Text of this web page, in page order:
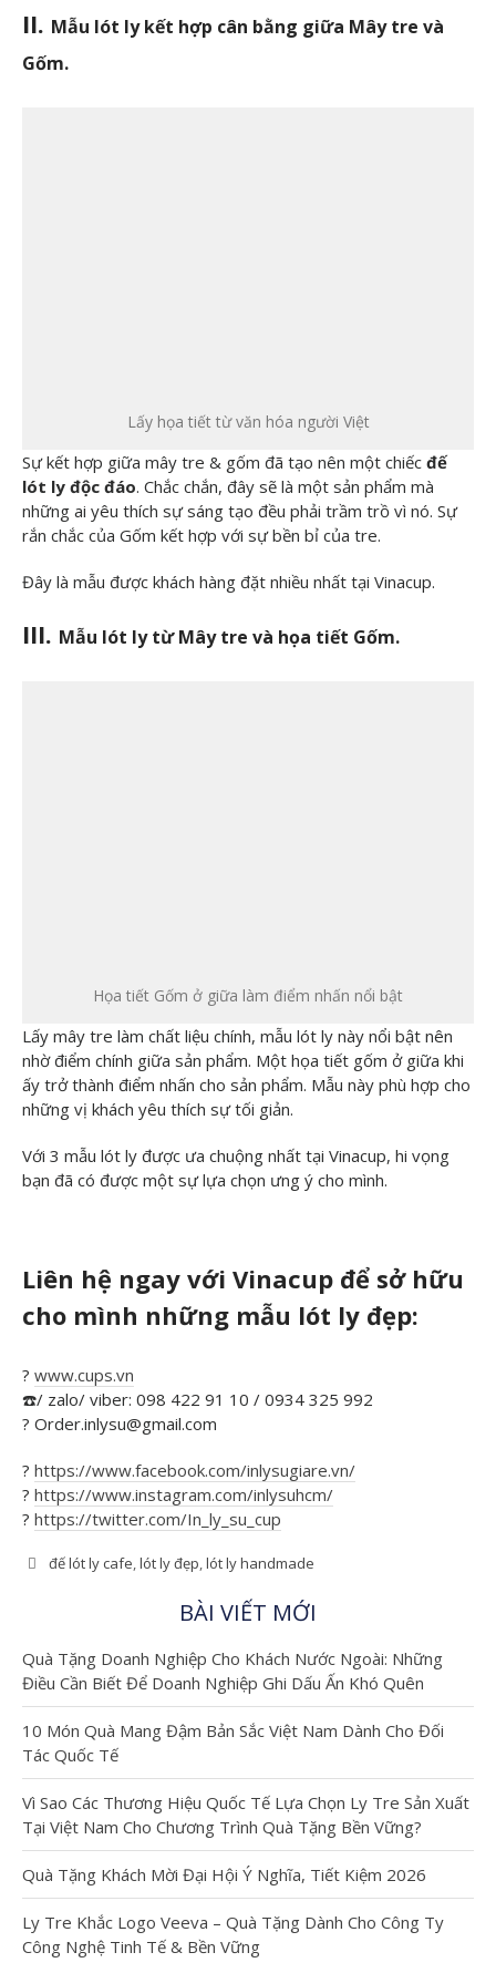
khách
nhất về
công nghệ
in ấn, quà
tặng.
Phân Biệt Các
Loại Đế Lót Ly
Trên Thị Trường
– Nên Chọn Loại
Lót Ly Trên Thị Trường
– Nên Chọn Loại Nào
Tốt Nhất? Đế lót ly […]
1000 Ý Tưởng In
Nhân Đến Logo
Doanh Nghiệp
1000 Ý Tưởng In Ly Sứ:
Từ Ảnh Cá Nhân Đến
Logo Doanh Nghiệp
Trong thời đại cá nhân
Xem thêm
II. Mẫu lót ly kết hợp cân bằng giữa Mây tre và
Gốm.
Lấy họa tiết từ văn hóa người Việt
Sự kết hợp giữa mây tre & gốm đã tạo nên một chiếc đế
lót ly độc đáo. Chắc chắn, đây sẽ là một sản phẩm mà
những ai yêu thích sự sáng tạo đều phải trầm trồ vì nó. Sự
rắn chắc của Gốm kết hợp với sự bền bỉ của tre.
Đây là mẫu được khách hàng đặt nhiều nhất tại Vinacup.
III. Mẫu lót ly từ Mây tre và họa tiết Gốm.
Họa tiết Gốm ở giữa làm điểm nhấn nổi bật
Lấy mây tre làm chất liệu chính, mẫu lót ly này nổi bật nên
nhờ điểm chính giữa sản phẩm. Một họa tiết gốm ở giữa khi
ấy trở thành điểm nhấn cho sản phẩm. Mẫu này phù hợp cho
những vị khách yêu thích sự tối giản.
Với 3 mẫu lót ly được ưa chuộng nhất tại Vinacup, hi vọng
bạn đã có được một sự lựa chọn ưng ý cho mình.
Liên hệ ngay với Vinacup để sở hữu
cho mình những mẫu lót ly đẹp:
? www.cups.vn
☎️/ zalo/ viber: 098 422 91 10 / 0934 325 992
? Order.inlysu@gmail.com
? https://www.facebook.com/inlysugiare.vn/
? https://www.instagram.com/inlysuhcm/
? https://twitter.com/In_ly_su_cup
đế lót ly cafe,lót ly đẹp,lót ly handmade
BÀI VIẾT MỚI
Quà Tặng Doanh Nghiệp Cho Khách Nước Ngoài: Những
Điều Cần Biết Để Doanh Nghiệp Ghi Dấu Ấn Khó Quên
10 Món Quà Mang Đậm Bản Sắc Việt Nam Dành Cho Đối
Tác Quốc Tế
Vì Sao Các Thương Hiệu Quốc Tế Lựa Chọn Ly Tre Sản Xuất
Tại Việt Nam Cho Chương Trình Quà Tặng Bền Vững?
Quà Tặng Khách Mời Đại Hội Ý Nghĩa, Tiết Kiệm 2026
Ly Tre Khắc Logo Veeva – Quà Tặng Dành Cho Công Ty
Công Nghệ Tinh Tế & Bền Vững